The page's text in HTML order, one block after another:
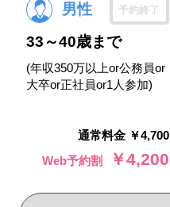
男性 予約終了
33～40歳まで
(年収350万以上or公務員or
大卒or正社員or1人参加)
通常料金 ￥4,700
Web予約割
￥4,200